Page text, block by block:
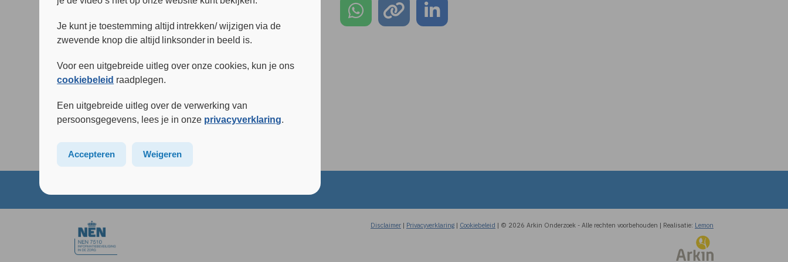
Disclaimer | Privacyverklaring | Cookiebeleid | © 2026 Arkin Onderzoek - Alle rechten voorbehouden | Realisatie: Lemon
Je kunt je toestemming altijd intrekken/ wijzigen via de
zwevende knop die altijd linksonder in beeld is.
Voor een uitgebreide uitleg over onze cookies, kun je ons
cookiebeleid raadplegen.
Een uitgebreide uitleg over de verwerking van
persoonsgegevens, lees je in onze privacyverklaring.
Accepteren Weigeren